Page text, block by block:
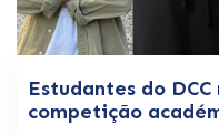
Estudantes do
competição